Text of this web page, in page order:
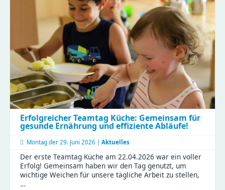
Erfolgreicher Teamtag Küche: Gemeinsam für
gesunde Ernährung und effiziente Abläufe!
Montag der 29. Juni 2026 | Aktuelles
Der erste Teamtag Küche am 22.04.2026 war ein voller
Erfolg! Gemeinsam haben wir den Tag genutzt, um
wichtige Weichen für unsere tägliche Arbeit zu stellen,
…